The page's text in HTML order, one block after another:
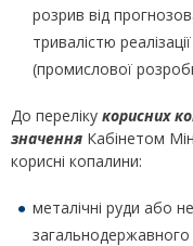
розрив від
тривалістю
(промислової
До переліку корисних
значення Кабінетом
корисні копалини:
металічні руди або
загальнодержавного